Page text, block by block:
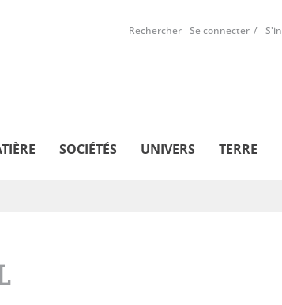
Rechercher Se connecter
SOCIÉTÉS UNIVERS TERRE